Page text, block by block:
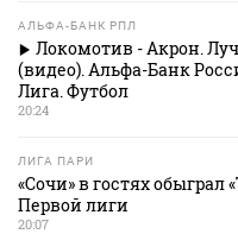
АЛЬФА-БАНК РПЛ
Локомотив - Акрон.
(видео). Альфа-Банк
Лига. Футбол
20:24
ЛИГА ПАРИ
«Сочи» в гостях обыграл
Первой лиги
20:07